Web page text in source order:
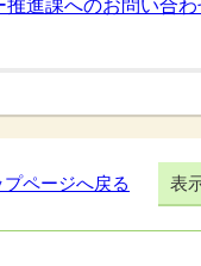
進課へのお問い合わ
プページへ戻る 表